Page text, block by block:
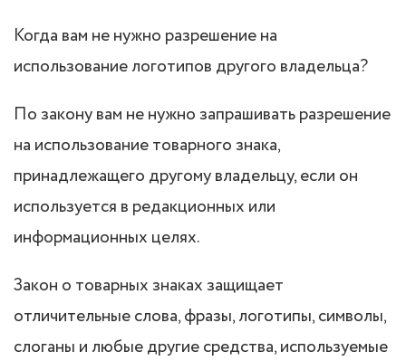
Когда вам не нужно разрешение на
использование логотипов другого владельца?
По закону вам не нужно запрашивать разрешение
на использование товарного знака,
принадлежащего другому владельцу, если он
используется в редакционных или
информационных целях.
Закон о товарных знаках защищает
отличительные слова, фразы, логотипы, символы,
слоганы и любые другие средства, используемые